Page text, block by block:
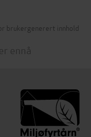
brukergenerert innhold
ennå